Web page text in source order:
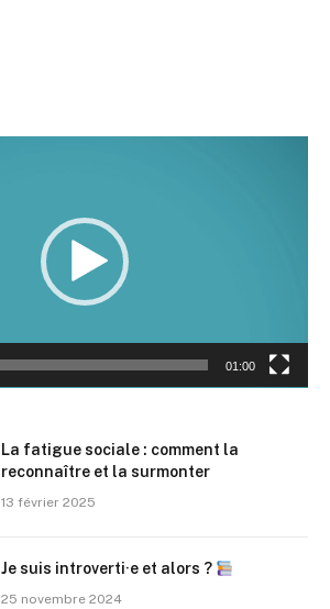
01:00
La fatigue sociale : comment la
reconnaître et la surmonter
13 février 2025
Je suis introverti·e et alors ?
25 novembre 2024